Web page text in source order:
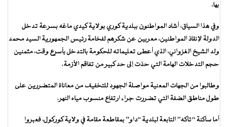
بها.
وفي هذا السياق، أشاد المواطنون ببلدية كوري بولاية كيدي ماغه بسرعة تدخل
الدولة لإنقاذ المواطنين، معربين عن شكرهم لفخامة رئيس الجمهورية السيد محمد
ولد الشيخ الغزواني، الذي أعطى تعليماته للحكومة بالتدخل بأسرع وقت، مثمنين
حجم التدخلات الهامة التي حدّت إلى حد كبير من تفاقم الأزمة.
وطالبوا من الجهات المعنية مواصلة الجهود للتخفيف من معاناة المتضررين على
طول مناطق الضفة التي تضررت جراء ارتفاع منسوب مياه النهر.
أما ساكنة “تاكه” التابعة لبلدية “داو” بمقاطعة مقامة في ولاية كوركول، فعبروا